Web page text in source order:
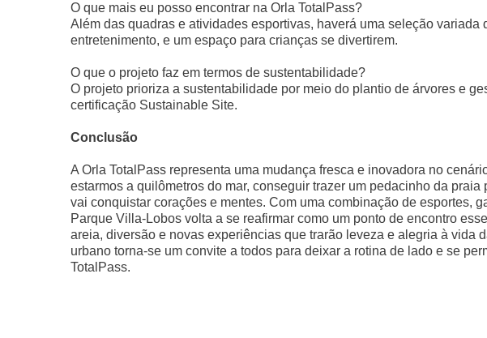
O que mais eu posso encontrar na Orla TotalPass?
Além das quadras e atividades esportivas, haverá uma seleção variada
entretenimento, e um espaço para crianças se divertirem.
O que o projeto faz em termos de sustentabilidade?
O projeto prioriza a sustentabilidade por meio do plantio de árvores e
certificação Sustainable Site.
Conclusão
A Orla TotalPass representa uma mudança fresca e inovadora no
estarmos a quilômetros do mar, conseguir trazer um pedacinho da
vai conquistar corações e mentes. Com uma combinação de esportes,
Parque Villa-Lobos volta a se reafirmar como um ponto de encontro
areia, diversão e novas experiências que trarão leveza e alegria à vida
urbano torna-se um convite a todos para deixar a rotina de lado e se
TotalPass.